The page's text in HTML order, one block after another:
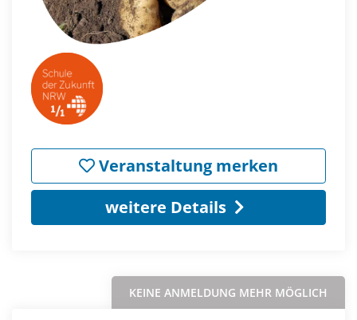
Veranstaltung merken
weitere Details
KEINE ANMELDUNG MEHR MÖGLICH